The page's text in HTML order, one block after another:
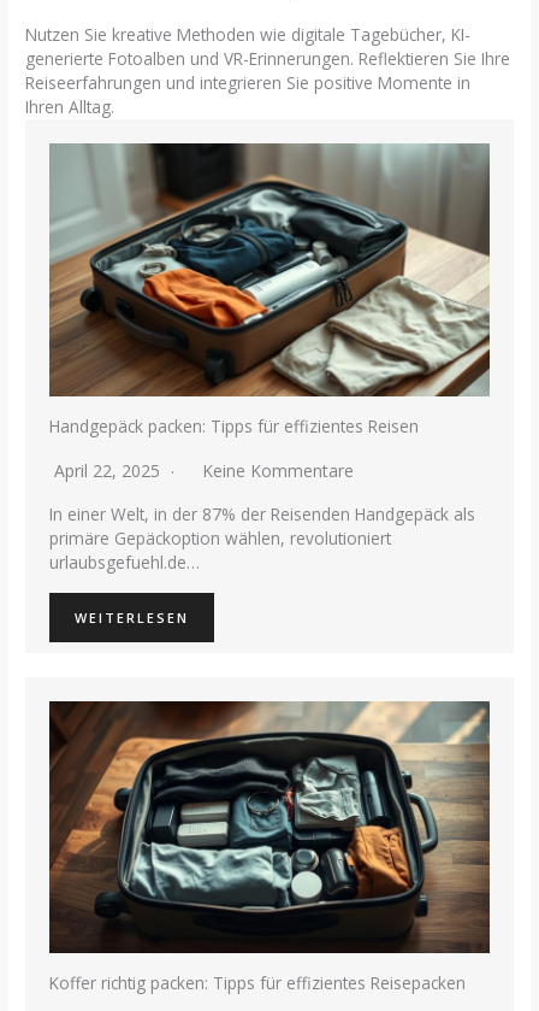
Nutzen Sie kreative Methoden wie digitale Tagebücher, KI-
generierte Fotoalben und VR-Erinnerungen. Reflektieren Sie Ihre
Reiseerfahrungen und integrieren Sie positive Momente in
Ihren Alltag.
Handgepäck packen: Tipps für effizientes Reisen
April 22, 2025
Keine Kommentare
In einer Welt, in der 87% der Reisenden Handgepäck als
primäre Gepäckoption wählen, revolutioniert
urlaubsgefuehl.de…
WEITERLESEN
Koffer richtig packen: Tipps für effizientes Reisepacken